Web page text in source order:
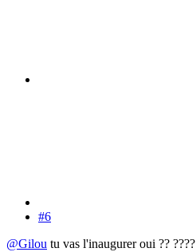
#6
@Gilou tu vas l'inaugurer oui ?? ????